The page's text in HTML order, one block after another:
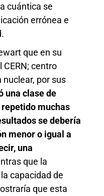
cuántica se
errónea e
que en su
centro
por sus
una clase de
muchas
se debería
menor o igual a
una
que la
capacidad de
que esta